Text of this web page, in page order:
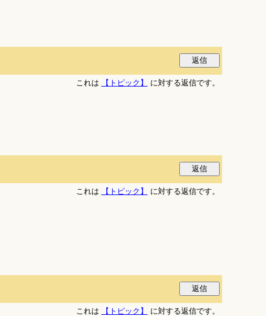
これは
【トピック】 に対する返信です。
これは
【トピック】 に対する返信です。
これは
【トピック】 に対する返信です。